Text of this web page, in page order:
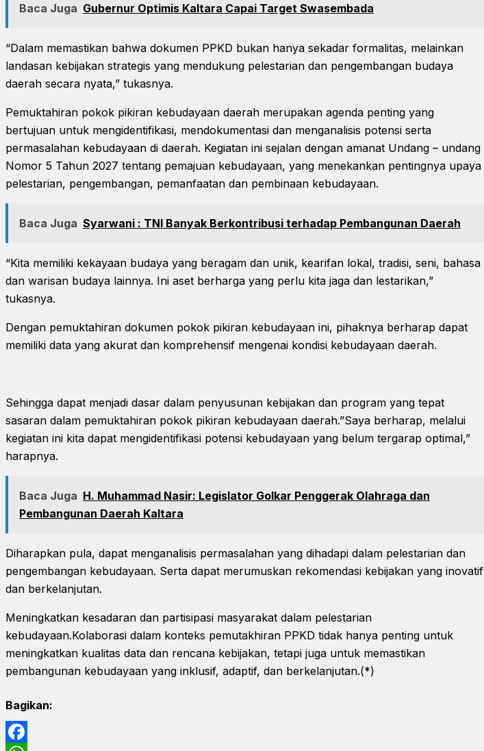
Baca Juga Gubernur Optimis Kaltara Capai Target Swasembada
“Dalam memastikan bahwa dokumen PPKD bukan hanya sekadar formalitas, melainkan
landasan kebijakan strategis yang mendukung pelestarian dan pengembangan budaya
daerah secara nyata,” tukasnya.
Pemuktahiran pokok pikiran kebudayaan daerah merupakan agenda penting yang
bertujuan untuk mengidentifikasi, mendokumentasi dan menganalisis potensi serta
permasalahan kebudayaan di daerah. Kegiatan ini sejalan dengan amanat Undang – undang
Nomor 5 Tahun 2027 tentang pemajuan kebudayaan, yang menekankan pentingnya upaya
pelestarian, pengembangan, pemanfaatan dan pembinaan kebudayaan.
Baca Juga Syarwani : TNI Banyak Berkontribusi terhadap Pembangunan Daerah
“Kita memiliki kekayaan budaya yang beragam dan unik, kearifan lokal, tradisi, seni, bahasa
dan warisan budaya lainnya. Ini aset berharga yang perlu kita jaga dan lestarikan,”
tukasnya.
Dengan pemuktahiran dokumen pokok pikiran kebudayaan ini, pihaknya berharap dapat
memiliki data yang akurat dan komprehensif mengenai kondisi kebudayaan daerah.
Sehingga dapat menjadi dasar dalam penyusunan kebijakan dan program yang tepat
sasaran dalam pemuktahiran pokok pikiran kebudayaan daerah.”Saya berharap, melalui
kegiatan ini kita dapat mengidentifikasi potensi kebudayaan yang belum tergarap optimal,”
harapnya.
Baca Juga H. Muhammad Nasir: Legislator Golkar Penggerak Olahraga dan
Pembangunan Daerah Kaltara
Diharapkan pula, dapat menganalisis permasalahan yang dihadapi dalam pelestarian dan
pengembangan kebudayaan. Serta dapat merumuskan rekomendasi kebijakan yang inovatif
dan berkelanjutan.
Meningkatkan kesadaran dan partisipasi masyarakat dalam pelestarian
kebudayaan.Kolaborasi dalam konteks pemutakhiran PPKD tidak hanya penting untuk
meningkatkan kualitas data dan rencana kebijakan, tetapi juga untuk memastikan
pembangunan kebudayaan yang inklusif, adaptif, dan berkelanjutan.(*)
Bagikan: